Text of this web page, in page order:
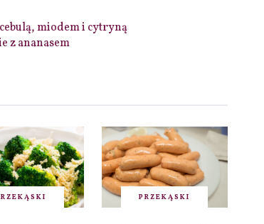
miodem i cytryną
z ananasem
PRZEKĄSKI